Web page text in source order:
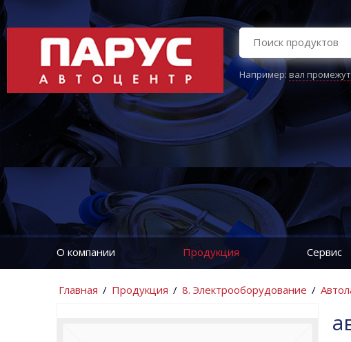
Например:вал
О компании Продукция Сервис
Главная / Продукция / 8. Электрооборудование /